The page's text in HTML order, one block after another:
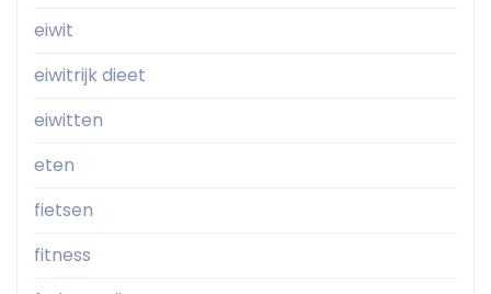
eiwit
eiwitrijk dieet
eiwitten
eten
fietsen
fitness